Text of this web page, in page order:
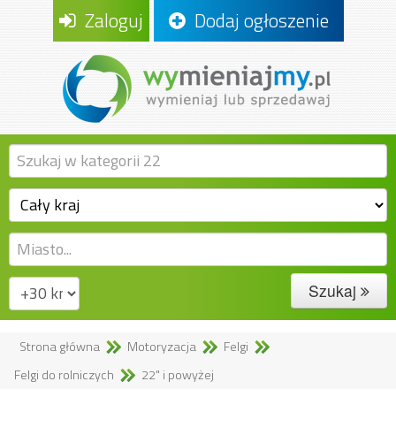
Zaloguj Dodaj ogłoszenie
Szukaj
Strona główna Motoryzacja
Felgi
Felgi do rolniczych
22" i powyżej